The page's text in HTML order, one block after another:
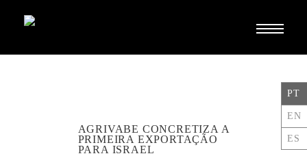
Toggle
AGRIVABE CONCRETIZA A
PRIMEIRA EXPORTAÇÃO
PARA ISRAEL
PT
EN
ES